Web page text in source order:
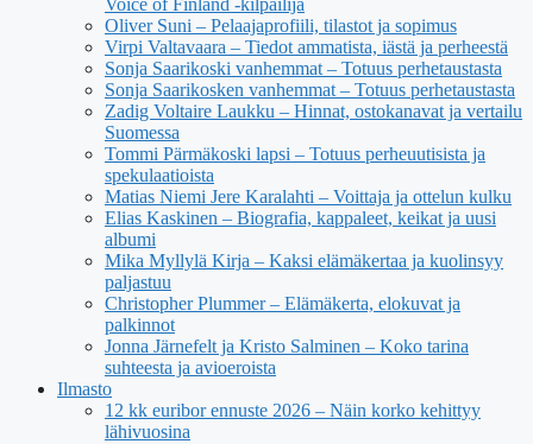
Voice of Finland -kilpailija
Oliver Suni – Pelaajaprofiili, tilastot ja sopimus
Virpi Valtavaara – Tiedot ammatista, iästä ja perheestä
Sonja Saarikoski vanhemmat – Totuus perhetaustasta
Sonja Saarikosken vanhemmat – Totuus perhetaustasta
Zadig Voltaire Laukku – Hinnat, ostokanavat ja vertailu
Suomessa
Tommi Pärmäkoski lapsi – Totuus perheuutisista ja
spekulaatioista
Matias Niemi Jere Karalahti – Voittaja ja ottelun kulku
Elias Kaskinen – Biografia, kappaleet, keikat ja uusi
albumi
Mika Myllylä Kirja – Kaksi elämäkertaa ja kuolinsyy
paljastuu
Christopher Plummer – Elämäkerta, elokuvat ja
palkinnot
Jonna Järnefelt ja Kristo Salminen – Koko tarina
suhteesta ja avioeroista
Ilmasto
12 kk euribor ennuste 2026 – Näin korko kehittyy
lähivuosina